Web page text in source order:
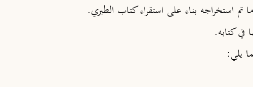
تم استخراجه بناء على استقراء كتاب الطبري.
في كتابه.
يلي: